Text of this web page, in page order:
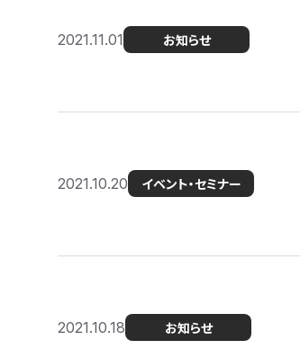
2021.11.01 お知らせ
2021.10.20 イベント・セミナー
2021.10.18 お知らせ